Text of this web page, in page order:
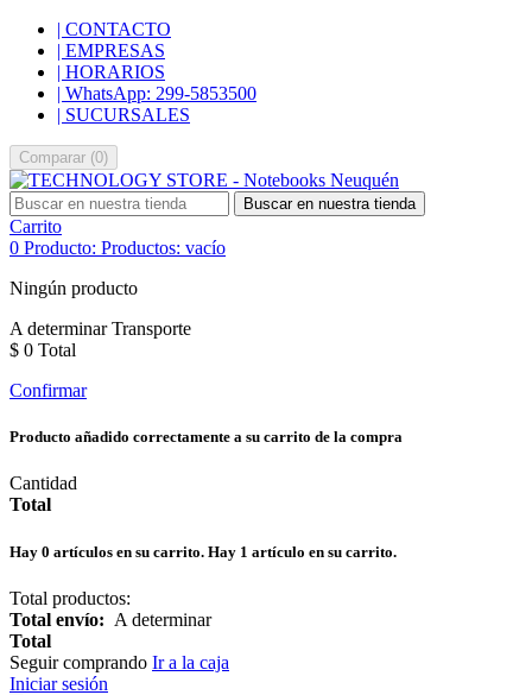
| CONTACTO
| EMPRESAS
| HORARIOS
| WhatsApp: 299-5853500
| SUCURSALES
Comparar (0)
Buscar en nuestra tienda
Carrito
0 Producto: Productos: vacío
Ningún producto
A determinarTransporte
$ 0 Total
Confirmar
Producto añadido correctamente a su carrito de la compra
Cantidad
Total
Hay 0 artículos en su carrito. Hay 1 artículo en su carrito.
Total productos:
Total envío: A determinar
Total
Seguir comprando Ir a la caja
Iniciar sesión